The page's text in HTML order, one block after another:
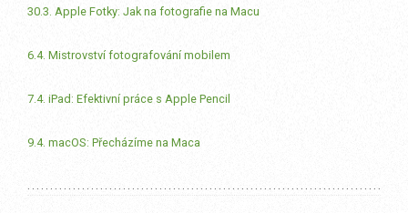
30.3. Apple Fotky: Jak na fotografie na Macu
6.4. Mistrovství fotografování mobilem
7.4. iPad: Efektivní práce s Apple Pencil
9.4. macOS: Přecházíme na Maca